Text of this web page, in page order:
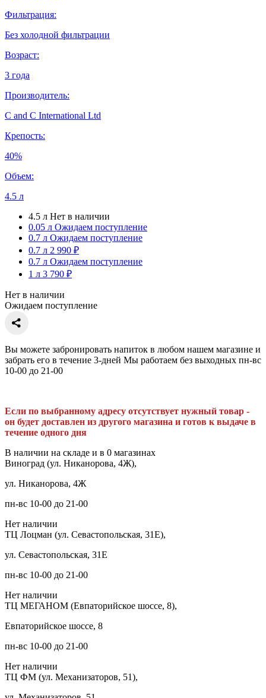
Фильтрация:
Без холодной фильтрации
Возраст:
3 года
Производитель:
C and C International Ltd
Крепость:
40%
Объем:
4.5 л
4.5 л Нет в наличии
0.05 л Ожидаем поступление
0.7 л Ожидаем поступление
0.7 л 2 990 ₽
0.7 л Ожидаем поступление
1 л 3 790 ₽
Нет в наличии
Ожидаем поступление
Вы можете забронировать напиток в любом нашем магазине и
забрать его в течение 3-дней Мы работаем без выходных пн-вс
10-00 до 21-00
Если по выбранному адресу отсутствует нужный товар -
он будет доставлен из другого магазина и готов к выдаче в
течение одного дня
В наличии на складе и в 0 магазинах
Виноград (ул. Никанорова, 4Ж),
ул. Никанорова, 4Ж
пн-вс 10-00 до 21-00
Нет наличии
ТЦ Лоцман (ул. Севастопольская, 31Е),
ул. Севастопольская, 31Е
пн-вс 10-00 до 21-00
Нет наличии
ТЦ МЕГАНОМ (Евпаторийское шоссе, 8),
Евпаторийское шоссе, 8
пн-вс 10-00 до 21-00
Нет наличии
ТЦ ФМ (ул. Механизаторов, 51),